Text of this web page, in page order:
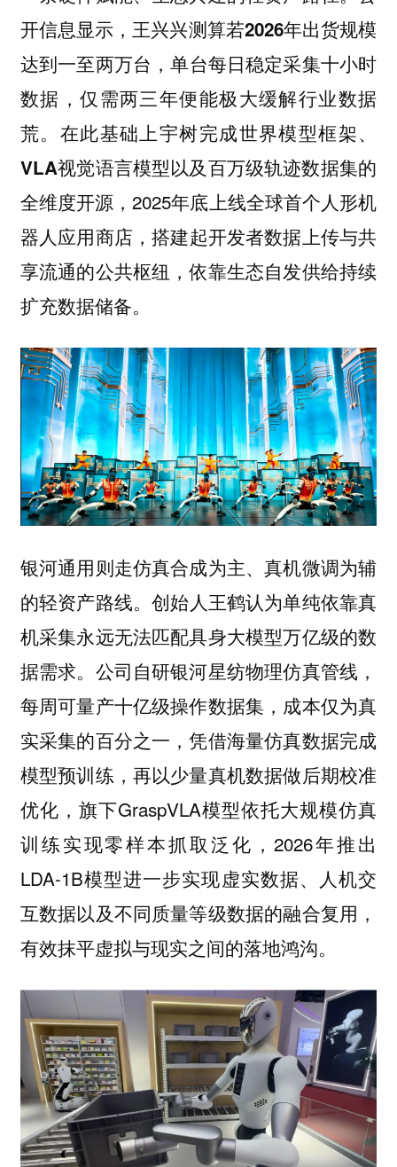
开信息显示， 王兴兴测算若2026年出货规模
达到一至两万台 ，单台每日稳定采集十小时
数据，仅需两三年便能极大缓解行业数据
荒。 在此基础上宇树完成世界模型框架、
VLA视觉语言模型以及百万级轨迹数据集的
全维度开源，2025年底上线全球首个人形机
器人应用商店，搭建起开发者数据上传与共
享流通的公共枢纽，依靠生态自发供给持续
扩充数据储备。
银河通用则走仿真合成为主、真机微调为辅
的轻资产路线。创始人王鹤认为单纯依靠真
机采集永远无法匹配具身大模型万亿级的数
据需求。公司自研银河星纺物理仿真管线，
每周可量产十亿级操作数据集，成本仅为真
实采集的百分之一，凭借海量仿真数据完成
模型预训练，再以少量真机数据做后期校准
优化，旗下GraspVLA模型依托大规模仿真
训练实现零样本抓取泛化，2026年推出
LDA-1B模型进一步实现虚实数据、人机交
互数据以及不同质量等级数据的融合复用，
有效抹平虚拟与现实之间的落地鸿沟。